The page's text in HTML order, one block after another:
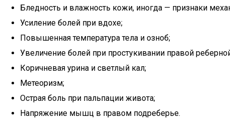
Бледность и влажность кожи, иногда — признаки
Усиление болей при вдохе;
Повышенная температура тела и озноб;
Увеличение болей при простукивании правой
Коричневая урина и светлый кал;
Метеоризм;
Острая боль при пальпации живота;
Напряжение мышц в правом подреберье.